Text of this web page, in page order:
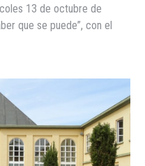
13 de octubre de
que se puede”, con el